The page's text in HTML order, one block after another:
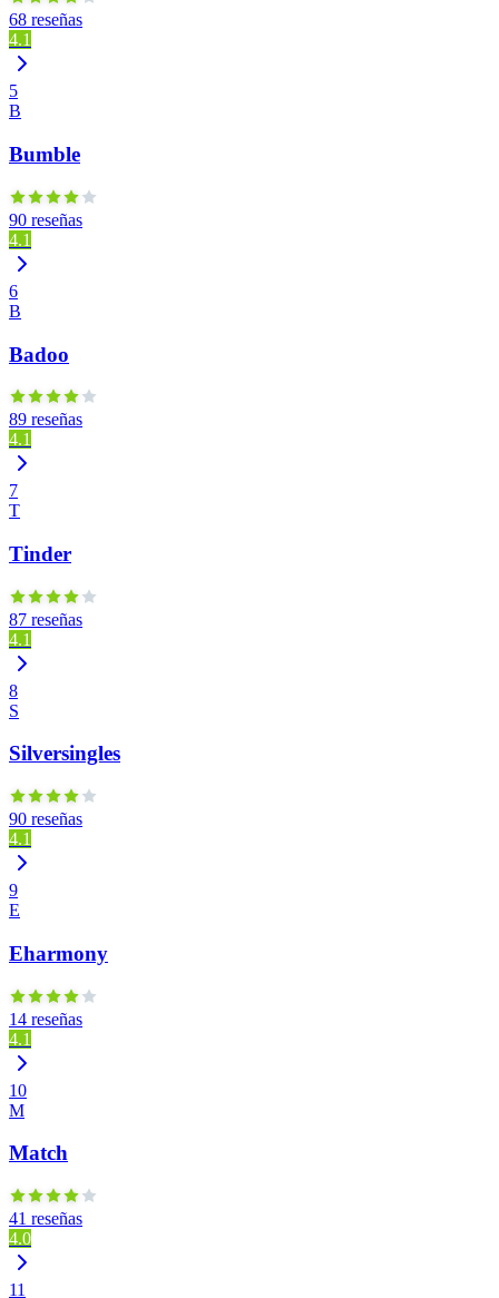
68 reseñas
4.1
5
B
Bumble
90 reseñas
4.1
6
B
Badoo
89 reseñas
4.1
7
T
Tinder
87 reseñas
4.1
8
S
Silversingles
90 reseñas
4.1
9
E
Eharmony
14 reseñas
4.1
10
M
Match
41 reseñas
4.0
11